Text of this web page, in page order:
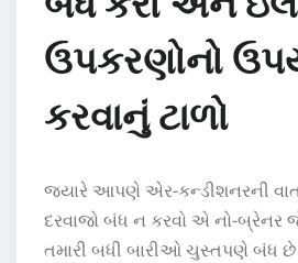
ઉપકરણોનો
કરવાનું ટાળો
જ્યારે આપણે એર-કન્ડીશનરની
દરવાજો બંધ ન કરવો એ નો-બ્રેનર
તમારી બધી બારીઓ ચુસ્તપણે બંધ